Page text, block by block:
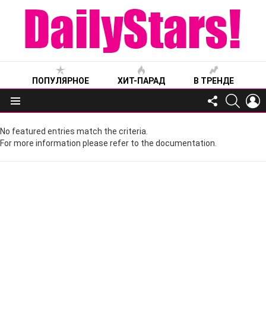
ПОПУЛЯРНОЕ ХИТ-ПАРАД В ТРЕНДЕ
Меню
FOLLOW
US
No featured entries match the criteria.
For more information please refer to the documentation.